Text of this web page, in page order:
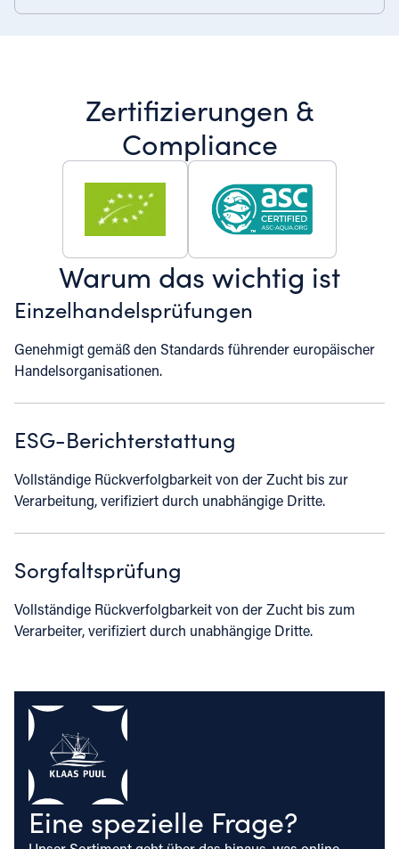
Zertifizierungen &
Compliance
Warum das wichtig ist
Einzelhandelsprüfungen
Genehmigt gemäß den Standards führender europäischer
Handelsorganisationen.
ESG-Berichterstattung
Vollständige Rückverfolgbarkeit von der Zucht bis zur
Verarbeitung, verifiziert durch unabhängige Dritte.
Sorgfaltsprüfung
Vollständige Rückverfolgbarkeit von der Zucht bis zum
Verarbeiter, verifiziert durch unabhängige Dritte.
Eine spezielle Frage?